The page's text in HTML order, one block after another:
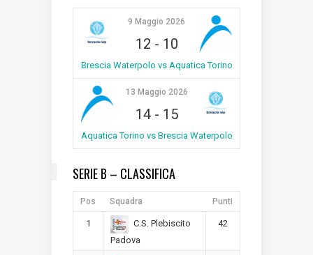
9 Maggio 2026
12 - 10
Brescia Waterpolo vs Aquatica Torino
13 Maggio 2026
14- 15
Aquatica Torino vs Brescia Waterpolo
SERIE B – CLASSIFICA
Pos Squadra Punti
1
C.S. Plebiscito
Padova
42